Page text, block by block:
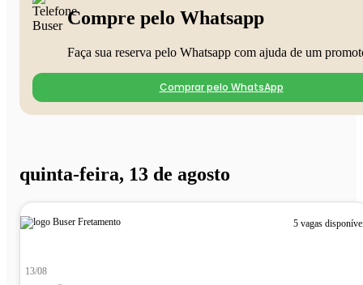
Compre pelo Whatsapp
Faça sua reserva pelo Whatsapp com ajuda de um
Comprar pelo WhatsApp
quinta-feira, 13 de agosto
5 vagas
13/08